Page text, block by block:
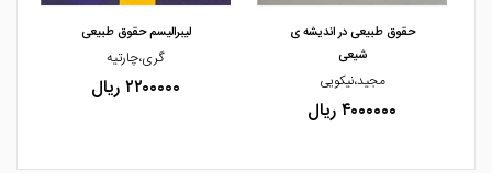
حقوق طبیعی در اندیشه ی
شیعی
مجید،نیکویی
۴۰۰۰۰۰۰ ریال
لیبرالیسم حقوق طبیعی
گری،چارتیه
۲۲۰۰۰۰۰ ریال